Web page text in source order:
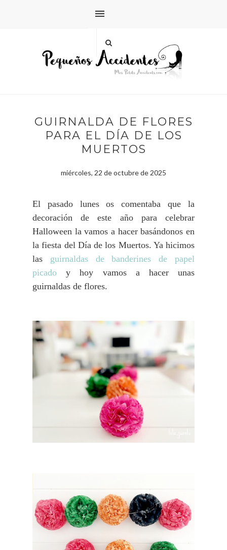
GUIRNALDA DE FLORES
PARA EL DÍA DE LOS
MUERTOS
miércoles, 22 de octubre de 2025
El pasado lunes os comentaba que la
decoración de este año para celebrar
Halloween la vamos a hacer basándonos en
la fiesta del Día de los Muertos. Ya hicimos
las guirnaldas de banderines de papel
picado y hoy vamos a hacer unas
guirnaldas de flores.